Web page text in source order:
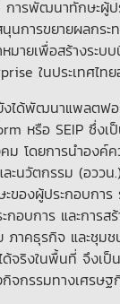
ารพัฒนาทักษะผู้ป
นการขยายผลกร
มายเพื่อสร้างระบ
ในประเทศไท
งได้พัฒนาแพลตฟ
หรือ SEIP ซึ่งเ
ม โดยการนำองค์
ะนวัตกรรม (อวว
ะของผู้ประกอบกา
กอบการ และการส
ภาคธุรกิจ และชุ
ด้จริงในพื้นที่ จึงเ
จกรรมทางเศรษ